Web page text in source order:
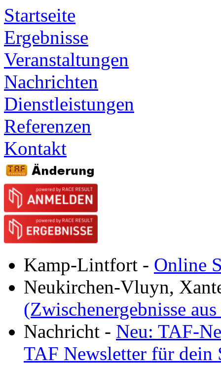
Startseite
Ergebnisse
Veranstaltungen
Nachrichten
Dienstleistungen
Referenzen
Kontakt
Kamp-Lintfort - Online
Neukirchen-Vluyn,
(Zwischenergebnisse
Nachricht - Neu: TAF-
TAF Newsletter für dein